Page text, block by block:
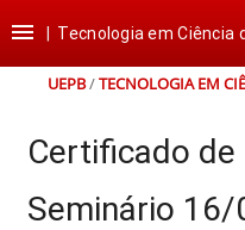
para
conteúdo
para
para
para
rodapé
 Tecnologia em Ciência
UEPB/TECNOLOGIA EM
Certificado
Seminário